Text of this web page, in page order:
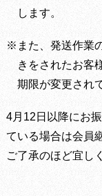
します。
※また、発送作業
きをされたお客
期限が変更され
4月12日以降にお
ている場合は会員
ご了承のほど宜し